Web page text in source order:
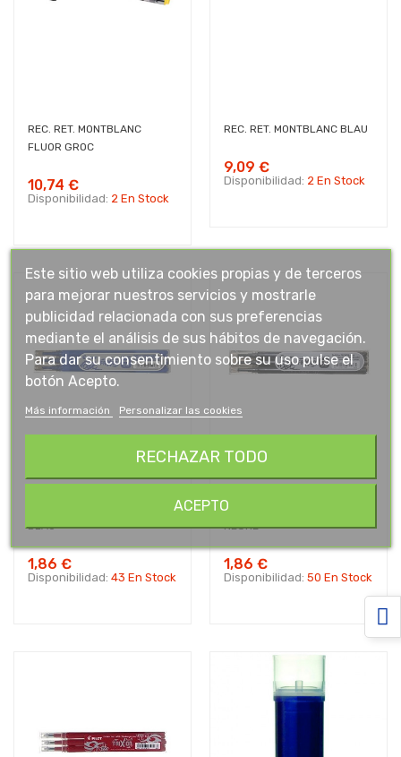
REC. RET. MONTBLANC
FLUOR GROC
10,74 €
Disponibilidad: 2 En Stock
REC. RET. MONTBLANC BLAU
9,09 €
Disponibilidad: 2 En Stock
BLAU
1,86 €
Disponibilidad: 43 En Stock
REC. RET. PILOT FRIXION
NEGRE
1,86 €
Disponibilidad: 50 En Stock
Este sitio web utiliza cookies propias y de terceros
para mejorar nuestros servicios y mostrarle
publicidad relacionada con sus preferencias
mediante el análisis de sus hábitos de navegación.
Para dar su consentimiento sobre su uso pulse el
botón Acepto.
Más información Personalizar las cookies
RECHAZAR TODO
ACEPTO